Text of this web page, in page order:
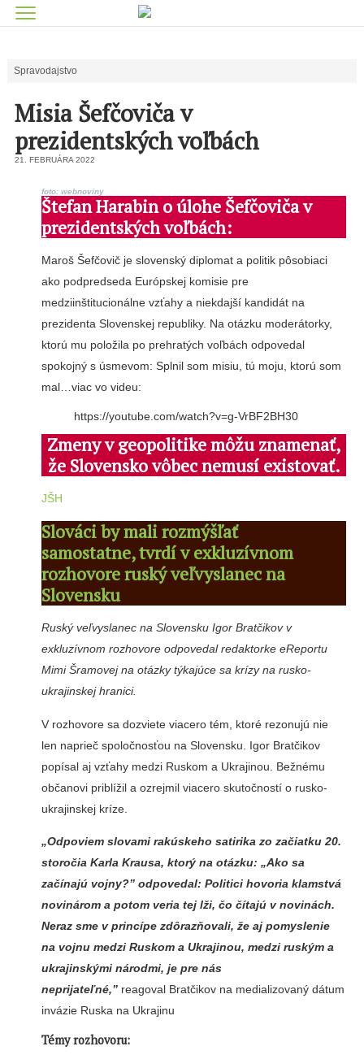
Spravodajstvo
Misia Šefčoviča v
prezidentských voľbách
21. FEBRUÁRA 2022
foto: webnoviny
Štefan Harabin o úlohe Šefčoviča v
prezidentských voľbách:
Maroš Šefčovič je slovenský diplomat a politik pôsobiaci
ako podpredseda Európskej komisie pre
medziinštitucionálne vzťahy a niekdajší kandidát na
prezidenta Slovenskej republiky. Na otázku moderátorky,
ktorú mu položila po prehratých voľbách odpovedal
spokojný s úsmevom: Splnil som misiu, tú moju, ktorú som
mal…viac vo videu:
https://youtube.com/watch?v=g-VrBF2BH30
Zmeny v geopolitike môžu znamenať,
že Slovensko vôbec nemusí existovať.
JŠH
Slováci by mali rozmýšľať
samostatne, tvrdí v exkluzívnom
rozhovore ruský veľvyslanec na
Slovensku
Ruský veľvyslanec na Slovensku Igor Bratčikov v
exkluzívnom rozhovore odpovedal redaktorke eReportu
Mimi Šramovej na otázky týkajúce sa krízy na rusko-
ukrajinskej hranici.
V rozhovore sa dozviete viacero tém, ktoré rezonujú nie
len naprieč spoločnosťou na Slovensku. Igor Bratčikov
popísal aj vzťahy medzi Ruskom a Ukrajinou. Bežnému
občanovi priblížil a ozrejmil viacero skutočností o rusko-
ukrajinskej kríze.
„Odpoviem slovami rakúskeho satirika zo začiatku 20.
storočia Karla Krausa, ktorý na otázku: „Ako sa
začínajú vojny?” odpovedal: Politici hovoria klamstvá
novinárom a potom veria tej lži, čo čítajú v novinách.
Neraz sme v princípe zdôrazňovali, že aj pomyslenie
na vojnu medzi Ruskom a Ukrajinou, medzi ruským a
ukrajinskými národmi, je pre nás
neprijateľné,” reagoval Bratčikov na medializovaný dátum
invázie Ruska na Ukrajinu
Témy rozhovoru: